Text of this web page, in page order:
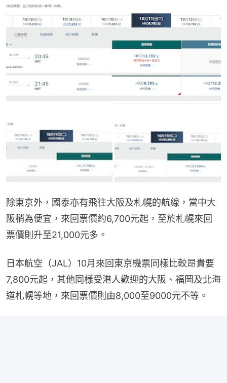
除東京外，國泰亦有飛往大阪及札幌的航線，當中大
阪稍為便宜，來回票價約6,700元起，至於札幌來回
票價則升至21,000元多。
日本航空（JAL）10月來回東京機票同樣比較昂貴要
7,800元起，其他同樣受港人歡迎的大阪、福岡及北海
道札幌等地，來回票價則由8,000至9000元不等。